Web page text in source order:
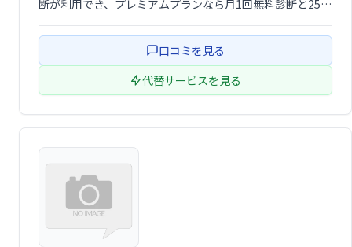
断が利用でき、プレミアムプランなら月1回無料診断と250
い方でも、手軽にスコアアップを目指せます。
口コミを見る
代替サービスを見る